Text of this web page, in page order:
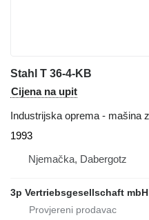
Stahl T 36-4-KB
Cijena na upit
Industrijska oprema - mašina
1993
Njemačka, Dabergotz
3p Vertriebsgesellschaft mbH